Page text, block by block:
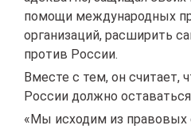
помощи международных
организаций, расширить
против России.
Вместе с тем, он считает,
России должно
«Мы исходим из правовых